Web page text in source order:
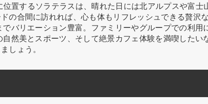
置するソラテラスは、晴れた日には北アルプスや富士
の合間に訪れれば、心も体もリフレッシュできる贅沢
バリエーション豊富。ファミリーやグループでの利用
然美とスポーツ、そして絶景カフェ体験を満喫したい
しょう。